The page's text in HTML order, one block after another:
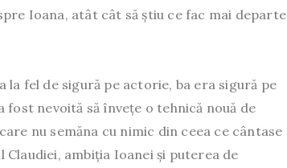
Ioana, atât cât să știu ce fac mai departe
fel de sigură pe actorie, ba era sigură pe
nevoită să învețe o tehnică nouă de
nu semăna cu nimic din ceea ce cântase
Claudiei, ambiția Ioanei și puterea de